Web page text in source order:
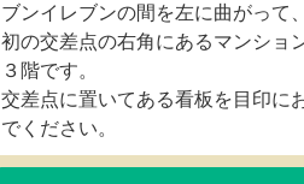
ブンイレブンの間を左に曲がって
初の交差点の右角にあるマンショ
３階です。
交差点に置いてある看板を目印に
でください。